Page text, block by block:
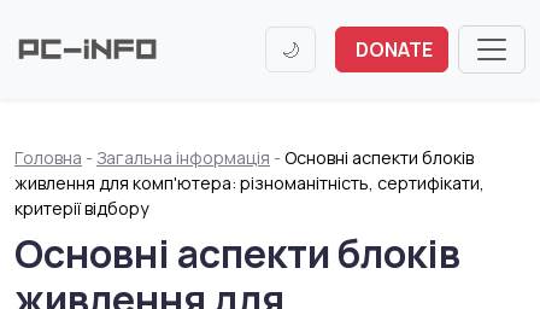
🌙 DONATE
Головна - Загальна інформація -Основні аспекти блоків
живлення для комп'ютера: різноманітність, сертифікати,
критерії відбору
Основні аспекти блоків